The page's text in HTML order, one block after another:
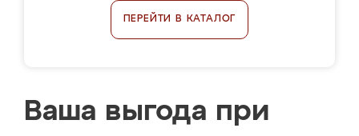
ПЕРЕЙТИ В КАТАЛОГ
Ваша выгода при